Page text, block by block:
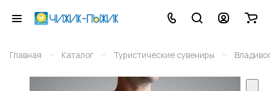
Главная – Каталог – Туристические сувениры –